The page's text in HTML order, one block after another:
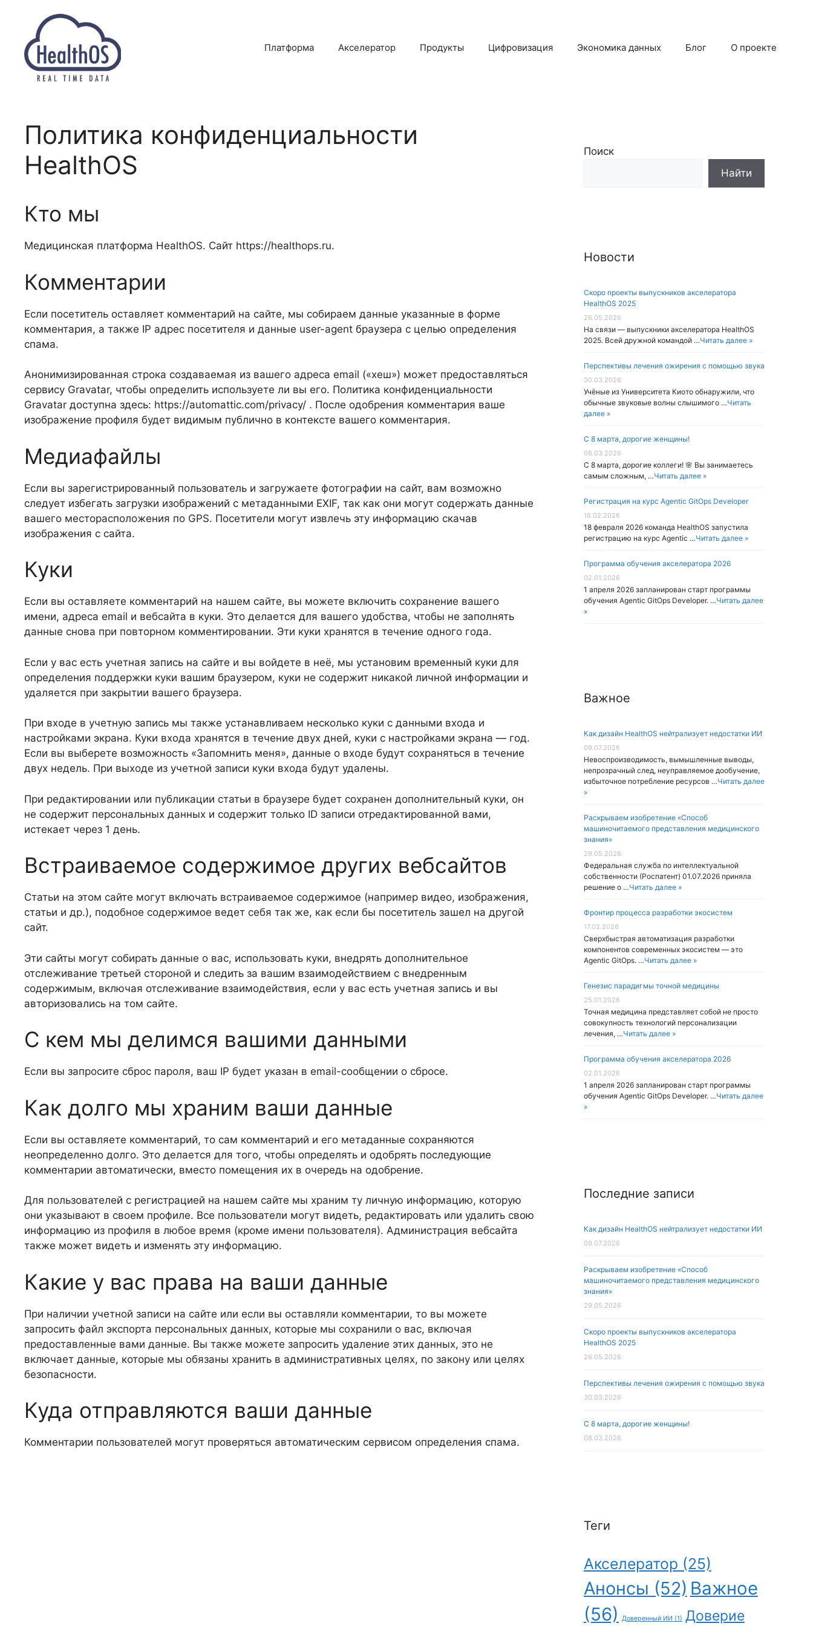
содержимому
Платформа Акселератор Продукты Цифровизация Экономика данных Блог О проекте
Политика конфиденциальности
HealthOS
Кто мы
Медицинская платформа HealthOS. Сайт https://healthops.ru.
Комментарии
Если посетитель оставляет комментарий на сайте, мы собираем данные указанные в форме
комментария, а также IP адрес посетителя и данные user-agent браузера с целью определения
спама.
Анонимизированная строка создаваемая из вашего адреса email («хеш») может предоставляться
сервису Gravatar, чтобы определить используете ли вы его. Политика конфиденциальности
Gravatar доступна здесь: https://automattic.com/privacy/ . После одобрения комментария ваше
изображение профиля будет видимым публично в контексте вашего комментария.
Медиафайлы
Если вы зарегистрированный пользователь и загружаете фотографии на сайт, вам возможно
следует избегать загрузки изображений с метаданными EXIF, так как они могут содержать данные
вашего месторасположения по GPS. Посетители могут извлечь эту информацию скачав
изображения с сайта.
Куки
Если вы оставляете комментарий на нашем сайте, вы можете включить сохранение вашего
имени, адреса email и вебсайта в куки. Это делается для вашего удобства, чтобы не заполнять
данные снова при повторном комментировании. Эти куки хранятся в течение одного года.
Если у вас есть учетная запись на сайте и вы войдете в неё, мы установим временный куки для
определения поддержки куки вашим браузером, куки не содержит никакой личной информации и
удаляется при закрытии вашего браузера.
При входе в учетную запись мы также устанавливаем несколько куки с данными входа и
настройками экрана. Куки входа хранятся в течение двух дней, куки с настройками экрана — год.
Если вы выберете возможность «Запомнить меня», данные о входе будут сохраняться в течение
двух недель. При выходе из учетной записи куки входа будут удалены.
При редактировании или публикации статьи в браузере будет сохранен дополнительный куки, он
не содержит персональных данных и содержит только ID записи отредактированной вами,
истекает через 1 день.
Встраиваемое содержимое других вебсайтов
Статьи на этом сайте могут включать встраиваемое содержимое (например видео, изображения,
статьи и др.), подобное содержимое ведет себя так же, как если бы посетитель зашел на другой
сайт.
Эти сайты могут собирать данные о вас, использовать куки, внедрять дополнительное
отслеживание третьей стороной и следить за вашим взаимодействием с внедренным
содержимым, включая отслеживание взаимодействия, если у вас есть учетная запись и вы
авторизовались на том сайте.
С кем мы делимся вашими данными
Если вы запросите сброс пароля, ваш IP будет указан в email-сообщении о сбросе.
Как долго мы храним ваши данные
Если вы оставляете комментарий, то сам комментарий и его метаданные сохраняются
неопределенно долго. Это делается для того, чтобы определять и одобрять последующие
комментарии автоматически, вместо помещения их в очередь на одобрение.
Для пользователей с регистрацией на нашем сайте мы храним ту личную информацию, которую
они указывают в своем профиле. Все пользователи могут видеть, редактировать или удалить свою
информацию из профиля в любое время (кроме имени пользователя). Администрация вебсайта
также может видеть и изменять эту информацию.
Какие у вас права на ваши данные
При наличии учетной записи на сайте или если вы оставляли комментарии, то вы можете
запросить файл экспорта персональных данных, которые мы сохранили о вас, включая
предоставленные вами данные. Вы также можете запросить удаление этих данных, это не
включает данные, которые мы обязаны хранить в административных целях, по закону или целях
безопасности.
Куда отправляются ваши данные
Комментарии пользователей могут проверяться автоматическим сервисом определения спама.
Поиск
Новости
Скоро проекты выпускников акселератора
HealthOS 2025
26.05.2026
На связи — выпускники акселератора HealthOS
2025. Всей дружной командой …Читать далее »
Перспективы лечения ожирения с помощью звука
30.03.2026
Учёные из Университета Киото обнаружили, что
обычные звуковые волны слышимого …Читать
далее »
С 8 марта, дорогие женщины!
08.03.2026
С 8 марта, дорогие коллеги! 🌸 Вы занимаетесь
самым сложным, …Читать далее »
Регистрация на курс Agentic GitOps Developer
18.02.2026
18 февраля 2026 команда HealthOS запустила
регистрацию на курс Agentic …Читать далее »
Программа обучения акселератора 2026
02.01.2026
1 апреля 2026 запланирован старт программы
обучения Agentic GitOps Developer. …Читать далее
»
Важное
Как дизайн HealthOS нейтрализует недостатки ИИ
09.07.2026
Невоспроизводимость, вымышленные выводы,
непрозрачный след, неуправляемое дообучение,
избыточное потребление ресурсов …Читать далее
»
Раскрываем изобретение «Способ
машиночитаемого представления медицинского
знания»
29.05.2026
Федеральная служба по интеллектуальной
собственности (Роспатент) 01.07.2026 приняла
решение о …Читать далее »
Фронтир процесса разработки экосистем
17.02.2026
Cверхбыстрая автоматизация разработки
компонентов современных экосистем — это
Agentic GitOps. …Читать далее »
Генезис парадигмы точной медицины
25.01.2026
Точная медицина представляет собой не просто
совокупность технологий персонализации
лечения, …Читать далее »
Программа обучения акселератора 2026
02.01.2026
1 апреля 2026 запланирован старт программы
обучения Agentic GitOps Developer. …Читать далее
»
Последние записи
Как дизайн HealthOS нейтрализует недостатки ИИ
09.07.2026
Раскрываем изобретение «Способ
машиночитаемого представления медицинского
знания»
29.05.2026
Скоро проекты выпускников акселератора
HealthOS 2025
26.05.2026
Перспективы лечения ожирения с помощью звука
30.03.2026
С 8 марта, дорогие женщины!
08.03.2026
Теги
Акселератор (25)
Анонсы (52) Важное
(56)
Доверенный ИИ (1) Доверие